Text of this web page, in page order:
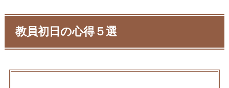
教員初日の心得５選